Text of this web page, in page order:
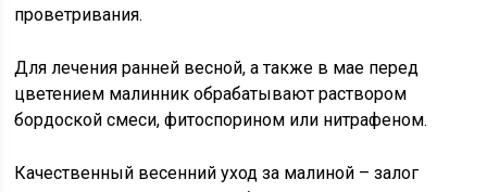
проветривания.
Для лечения ранней весной, а также в мае перед
цветением малинник обрабатывают раствором
бордоской смеси, фитоспорином или нитрафеном.
Качественный весенний уход за малиной – залог